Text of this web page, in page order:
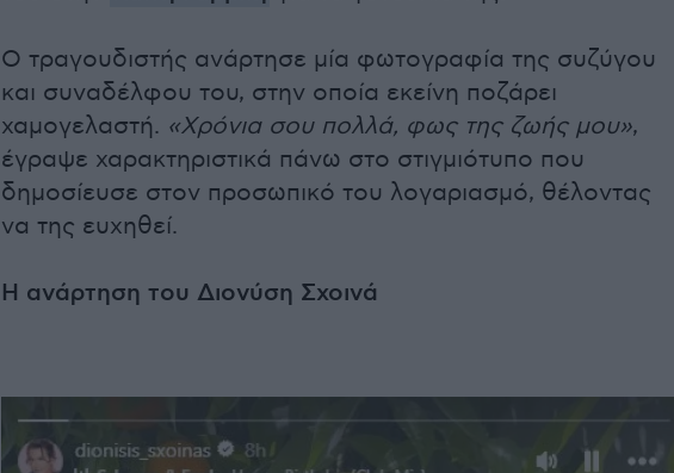
Ο τραγουδιστής ανάρτησε μία φωτογραφία της συζύγου
και συναδέλφου του, στην οποία εκείνη ποζάρει
χαμογελαστή. «Χρόνια σου πολλά, φως της ζωής μου»,
έγραψε χαρακτηριστικά πάνω στο στιγμιότυπο που
δημοσίευσε στον προσωπικό του λογαριασμό, θέλοντας
να της ευχηθεί.
Η ανάρτηση του Διονύση Σχοινά